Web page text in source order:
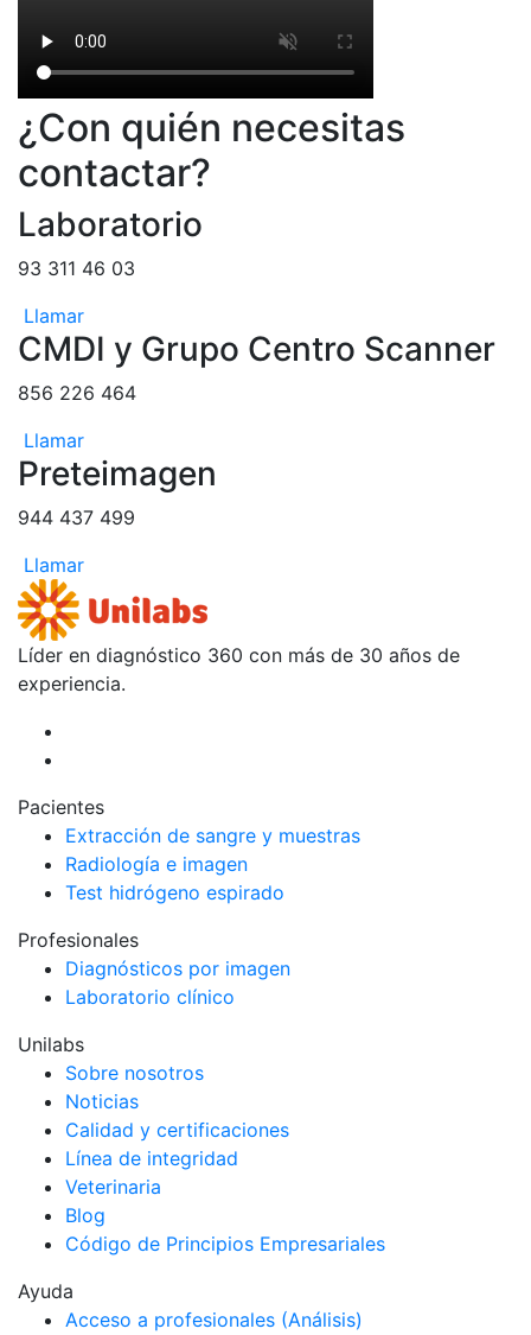
¿Con quién necesitas
contactar?
Laboratorio
93 311 46 03
Llamar
CMDI y Grupo Centro Scanner
856 226 464
Llamar
Preteimagen
944 437 499
Llamar
Líder en diagnóstico 360 con más de 30 años de
experiencia.
Pacientes
Extracción de sangre y muestras
Radiología e imagen
Test hidrógeno espirado
Profesionales
Diagnósticos por imagen
Laboratorio clínico
Unilabs
Sobre nosotros
Noticias
Calidad y certificaciones
Línea de integridad
Veterinaria
Blog
Código de Principios Empresariales
Ayuda
Acceso a profesionales (Análisis)